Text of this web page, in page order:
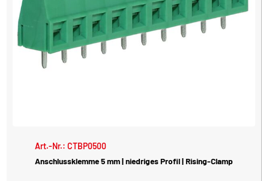
Art.-Nr.: CTBP0500
Anschlussklemme 5 mm | niedriges Profil | Rising-Clamp